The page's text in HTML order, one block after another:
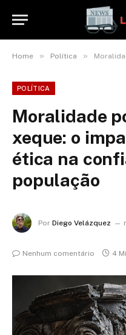
Home » Política » Moralidade
POLÍTICA
Moralidade
xeque: o
ética na
população
Por Diego Velázquez
Nenhum comentário 4